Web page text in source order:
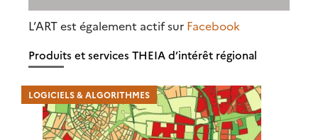
L’ART est également actif sur Facebook
Produits et services THEIA d’intérêt régional
LOGICIELS & ALGORITHMES